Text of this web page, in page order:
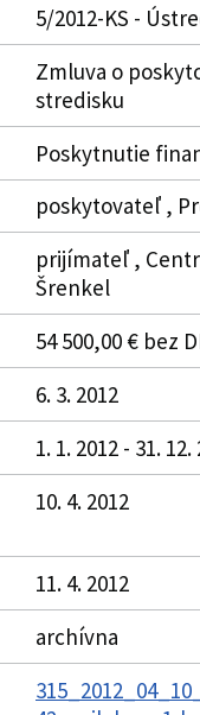
5/2012-KS -
Zmluva o
stredisku
Poskytnutie
poskytovateľ ,
prijímateľ ,
Šrenkel
54 500,00 € bez
6. 3. 2012
1. 1. 2012 - 31. 12.
10. 4. 2012
11. 4. 2012
archívna